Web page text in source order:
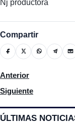
ÚLTIMAS
Nj productora
Compartir
Artículo anterior:
Anterior
Artículo siguiente:
Siguiente